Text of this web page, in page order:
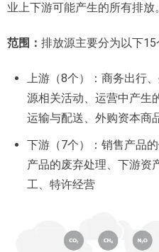
业上下游可能产生的所有排放。
范围： 排放源主要分为以下15
上游（8个）：商务出行
源相关活动、运营中产生
运输与配送、外购资本商
下游（7个）：销售产品
产品的废弃处理、下游资
工、特许经营